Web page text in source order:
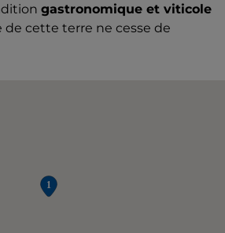
gastronomique et viticole
de cette terre ne cesse de